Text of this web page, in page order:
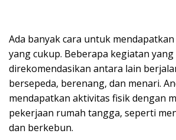
Ada banyak cara untuk
yang cukup. Beberapa kegiatan yang
direkomendasikan antara lain
bersepeda, berenang, dan menari.
mendapatkan aktivitas fisik dengan
pekerjaan rumah tangga, seperti
dan berkebun.